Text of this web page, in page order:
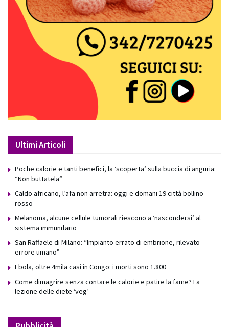
Ultimi Articoli
Poche calorie e tanti benefici, la ‘scoperta’ sulla buccia di anguria:
“Non buttatela”
Caldo africano, l’afa non arretra: oggi e domani 19 città bollino
rosso
Melanoma, alcune cellule tumorali riescono a ‘nascondersi’ al
sistema immunitario
San Raffaele di Milano: “Impianto errato di embrione, rilevato
errore umano”
Ebola, oltre 4mila casi in Congo: i morti sono 1.800
Come dimagrire senza contare le calorie e patire la fame? La
lezione delle diete ‘veg’